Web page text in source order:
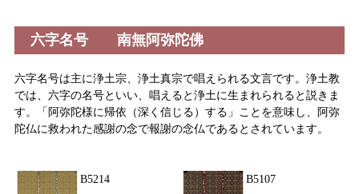
六字名号 南無阿弥陀佛
六字名号は主に浄土宗、浄土真宗で唱えられる文言です。浄土教
では、六字の名号といい、唱えると浄土に生まれられると説きま
す。「阿弥陀様に帰依（深く信じる）する」ことを意味し、阿弥
陀仏に救われた感謝の念で報謝の念仏であるとされています。
B5214 B5107